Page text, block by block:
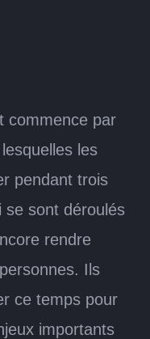
commence par
les
pendant trois
se sont déroulés
rendre
Ils
ce temps pour
importants